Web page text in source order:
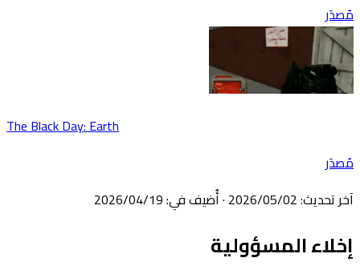
The Black Day: Earth
تحديث:
02‏/05‏/2026
·أُضيف في:
19‏/04‏/2026
المسؤولية